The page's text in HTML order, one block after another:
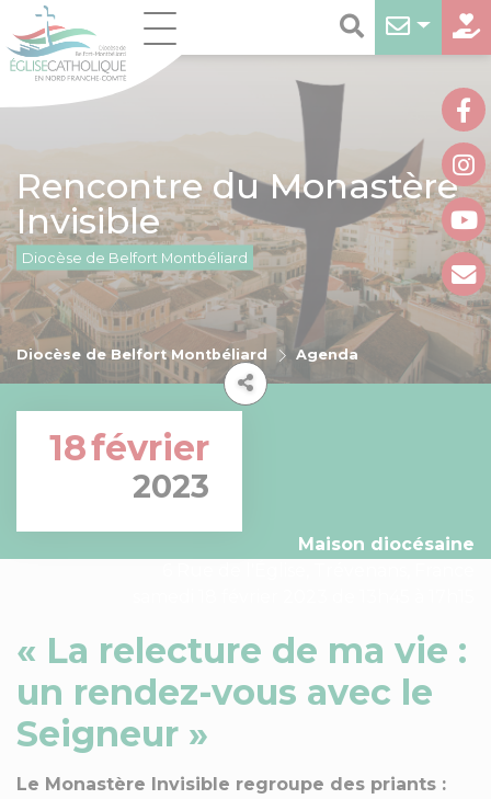
Rencontre du Monastère
Invisible
Diocèse de Belfort Montbéliard
Diocèse de Belfort Montbéliard Agenda
18février
2023
Maison diocésaine
« La relecture de ma vie :
un rendez-vous avec le
Seigneur »
Le Monastère Invisible regroupe des priants :